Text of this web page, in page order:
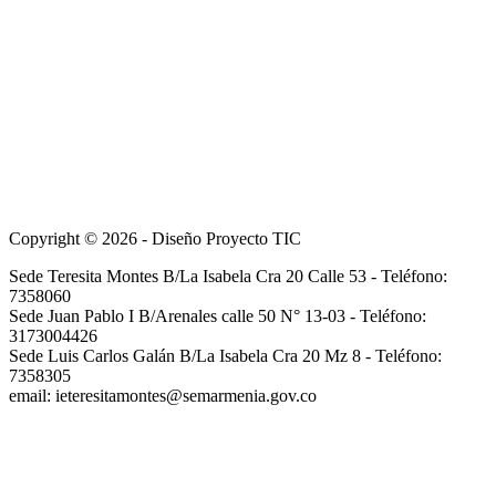
Copyright © 2026 - Diseño Proyecto TIC
Sede Teresita Montes B/La Isabela Cra 20 Calle 53 - Teléfono:
7358060
Sede Juan Pablo I B/Arenales calle 50 N° 13-03 - Teléfono:
3173004426
Sede Luis Carlos Galán B/La Isabela Cra 20 Mz 8 - Teléfono:
7358305
email: ieteresitamontes@semarmenia.gov.co